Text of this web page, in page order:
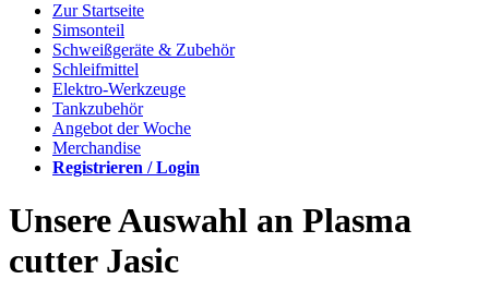
Zur Startseite
Simsonteil
Schweißgeräte & Zubehör
Schleifmittel
Elektro-Werkzeuge
Tankzubehör
Angebot der Woche
Merchandise
Registrieren / Login
Unsere Auswahl an Plasma
cutter Jasic